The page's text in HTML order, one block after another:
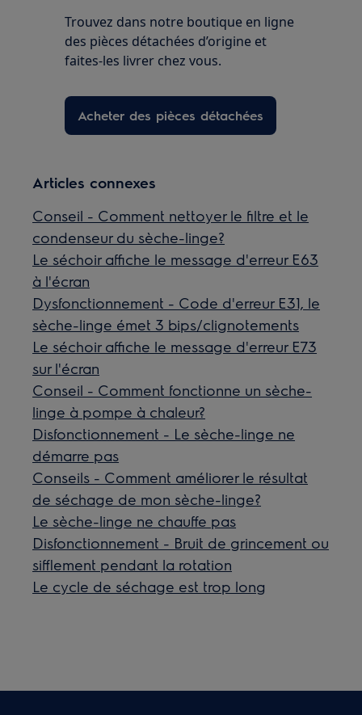
Trouvez dans notre boutique en ligne
des pièces détachées d’origine et
faites-les livrer chez vous.
Acheter des pièces détachées
Articles connexes
Conseil - Comment nettoyer le filtre et le
condenseur du sèche-linge?
Le séchoir affiche le message d'erreur E63
à l'écran
Dysfonctionnement - Code d'erreur E31, le
sèche-linge émet 3 bips/clignotements
Le séchoir affiche le message d'erreur E73
sur l'écran
Conseil - Comment fonctionne un sèche-
linge à pompe à chaleur?
Disfonctionnement - Le sèche-linge ne
démarre pas
Conseils - Comment améliorer le résultat
de séchage de mon sèche-linge?
Le sèche-linge ne chauffe pas
Disfonctionnement - Bruit de grincement ou
sifflement pendant la rotation
Le cycle de séchage est trop long